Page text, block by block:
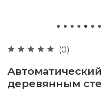
(0)
деревянным